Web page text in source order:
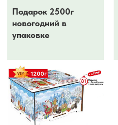
Подарок 2500г
новогодний в
упаковке